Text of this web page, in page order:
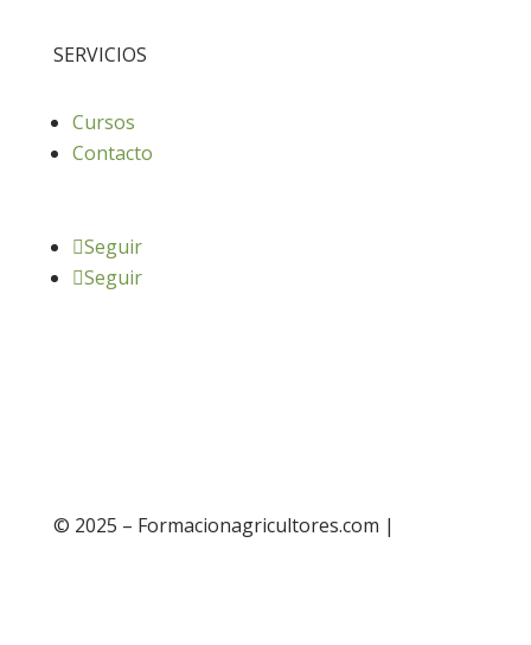
SERVICIOS
Cursos
Contacto
Seguir
Seguir
© 2025 – Formacionagricultores.com |